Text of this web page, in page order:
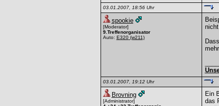
03.01.2007, 18:56 Uhr
spookie
[Moderator]
9.Treffenorganisator
Auto: E320(w211)
03.01.2007, 19:12 Uhr
Brovning
[Administrator]
Ein
das